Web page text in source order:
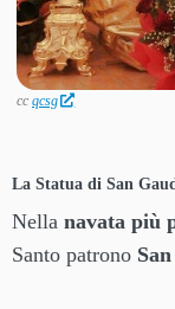
cc qcsg
La Statua di San
Nella navata più
Santo patrono